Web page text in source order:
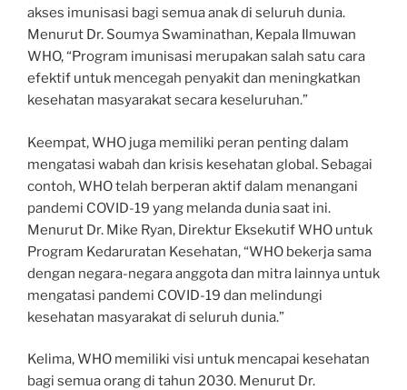
akses imunisasi bagi semua anak di seluruh dunia.
Menurut Dr. Soumya Swaminathan, Kepala Ilmuwan
WHO, “Program imunisasi merupakan salah satu cara
efektif untuk mencegah penyakit dan meningkatkan
kesehatan masyarakat secara keseluruhan.”
Keempat, WHO juga memiliki peran penting dalam
mengatasi wabah dan krisis kesehatan global. Sebagai
contoh, WHO telah berperan aktif dalam menangani
pandemi COVID-19 yang melanda dunia saat ini.
Menurut Dr. Mike Ryan, Direktur Eksekutif WHO untuk
Program Kedaruratan Kesehatan, “WHO bekerja sama
dengan negara-negara anggota dan mitra lainnya untuk
mengatasi pandemi COVID-19 dan melindungi
kesehatan masyarakat di seluruh dunia.”
Kelima, WHO memiliki visi untuk mencapai kesehatan
bagi semua orang di tahun 2030. Menurut Dr.